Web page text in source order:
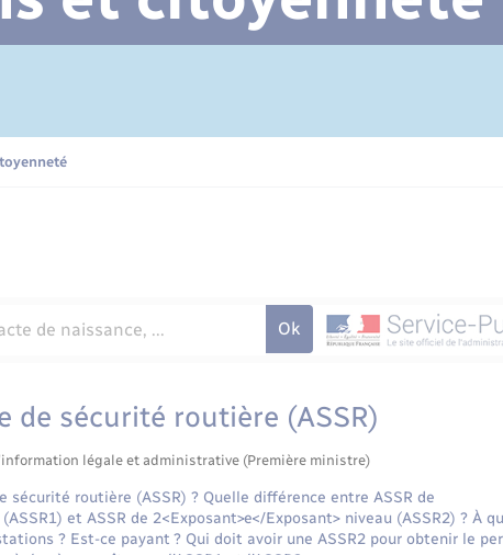
Cimetière communal
de sécurité routière (ASSR)
légale et administrative (Première ministre)
routière (ASSR) ? Quelle différence entre ASSR de
et ASSR de 2<Exposant>e</Exposant> niveau (ASSR2) ? À
? Est-ce payant ? Qui doit avoir une ASSR2 pour obtenir le